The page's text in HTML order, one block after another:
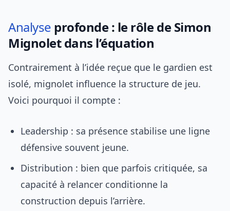
Analyse profonde : le rôle de Simon
Mignolet dans l’équation
Contrairement à l’idée reçue que le gardien est
isolé, mignolet influence la structure de jeu.
Voici pourquoi il compte :
Leadership : sa présence stabilise une ligne
défensive souvent jeune.
Distribution : bien que parfois critiquée, sa
capacité à relancer conditionne la
construction depuis l’arrière.